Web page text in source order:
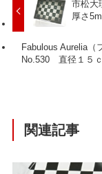
市松
厚さ
Fabulous Aurelia
No.530 直径１５
関連記事